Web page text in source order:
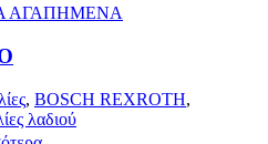
ΑΓΑΠΗΜΕΝΑ
, BOSCH REXROTH,
λαδιού